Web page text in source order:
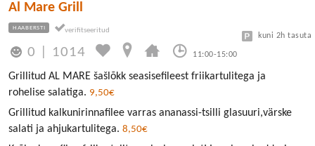
Al Mare Grill
HAABERSTI
0 1014 11:00-15:00
kuni 2h tasuta
Grillitud AL MARE šašlõkk seasisefileest friikartulitega ja
rohelise salatiga. 9,50€
Grillitud kalkunirinnafilee varras ananassi-tsilli glasuuri,värske
salati ja ahjukartulitega. 8,50€